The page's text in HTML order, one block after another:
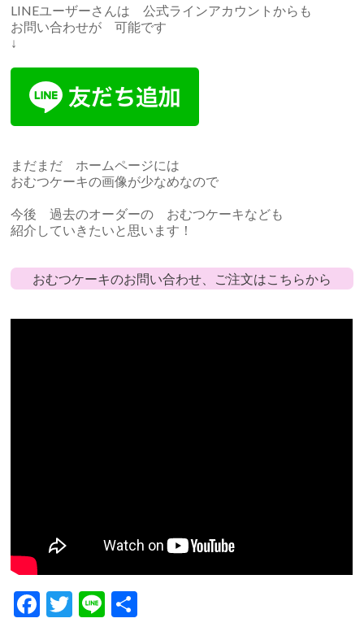
LINEユーザーさんは 公式ラインアカウントからも
お問い合わせが 可能です
↓
まだまだ ホームページには
おむつケーキの画像が少なめなので
今後 過去のオーダーの おむつケーキなども
紹介していきたいと思います！
おむつケーキのお問い合わせ、ご注文はこちらから
F
T
Li